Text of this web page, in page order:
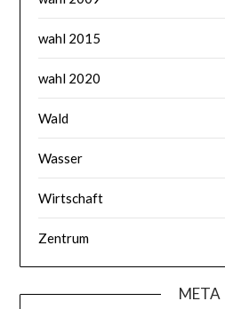
wahl 2015
wahl 2020
Wald
Wasser
Wirtschaft
Zentrum
META